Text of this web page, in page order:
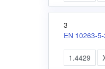
3
EN 10263-
1.4429